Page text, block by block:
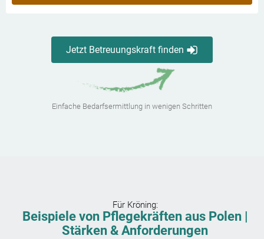
Jetzt Betreuungskraft finden
Einfache Bedarfsermittlung in wenigen Schritten
Für Kröning:
Beispiele von Pflegekräften aus Polen |
Stärken & Anforderungen